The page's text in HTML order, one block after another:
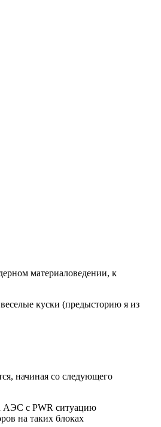
материаловедении, к
куски (предысторию я из
начиная со следующего
АЭС с PWR ситуацию
на таких блоках